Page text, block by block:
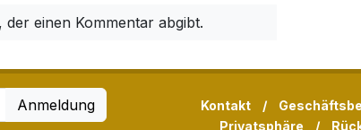
einen Kommentar abgibt.
Anmeldung Kontakt /
Privatsphäre
/